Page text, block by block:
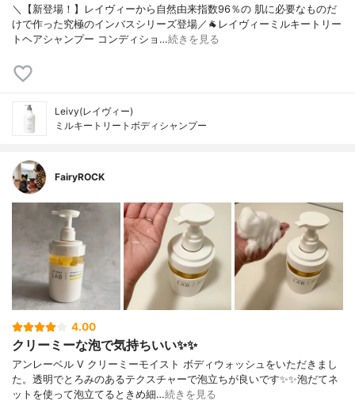
＼【新登場！】レイヴィーから自然由来指数96％の 肌に必要なものだ
けで作った究極のインバスシリーズ登場／🐐レイヴィーミルキートリー
トヘアシャンプー コンディショ…続きを見る
Leivy(レイヴィー)
ミルキートリートボディシャンプー
FairyROCK
4.00
クリーミーな泡で気持ちいい✨✨
アンレーベル V クリーミーモイスト ボディウォッシュをいただきまし
た。透明でとろみのあるテクスチャーで泡立ちが良いです✨✨泡だてネ
ットを使って泡立てるときめ細…続きを見る